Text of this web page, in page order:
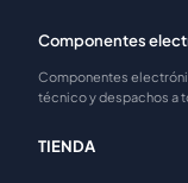
Componentes
Componentes
técnico y despachos a
TIENDA